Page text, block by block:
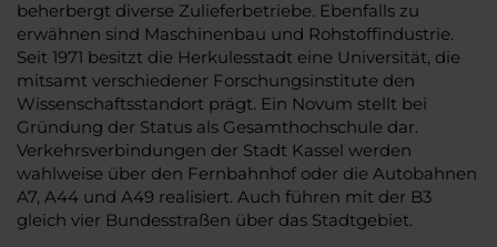
beherbergt diverse Zulieferbetriebe. Ebenfalls zu
erwähnen sind Maschinenbau und Rohstoffindustrie.
Seit 1971 besitzt die Herkulesstadt eine Universität, die
mitsamt verschiedener Forschungsinstitute den
Wissenschaftsstandort prägt. Ein Novum stellt bei
Gründung der Status als Gesamthochschule dar.
Verkehrsverbindungen der Stadt Kassel werden
wahlweise über den Fernbahnhof oder die Autobahnen
A7, A44 und A49 realisiert. Auch führen mit der B3
gleich vier Bundesstraßen über das Stadtgebiet.